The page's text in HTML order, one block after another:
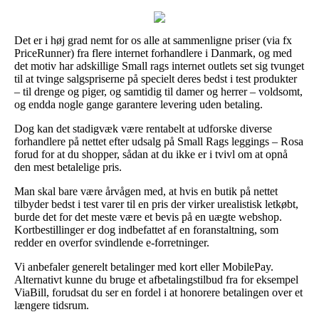
Det er i høj grad nemt for os alle at sammenligne priser (via fx
PriceRunner) fra flere internet forhandlere i Danmark, og med
det motiv har adskillige Small rags internet outlets set sig tvunget
til at tvinge salgspriserne på specielt deres bedst i test produkter
– til drenge og piger, og samtidig til damer og herrer – voldsomt,
og endda nogle gange garantere levering uden betaling.
Dog kan det stadigvæk være rentabelt at udforske diverse
forhandlere på nettet efter udsalg på Small Rags leggings – Rosa
forud for at du shopper, sådan at du ikke er i tvivl om at opnå
den mest betalelige pris.
Man skal bare være årvågen med, at hvis en butik på nettet
tilbyder bedst i test varer til en pris der virker urealistisk letkøbt,
burde det for det meste være et bevis på en uægte webshop.
Kortbestillinger er dog indbefattet af en foranstaltning, som
redder en overfor svindlende e-forretninger.
Vi anbefaler generelt betalinger med kort eller MobilePay.
Alternativt kunne du bruge et afbetalingstilbud fra for eksempel
ViaBill, forudsat du ser en fordel i at honorere betalingen over et
længere tidsrum.